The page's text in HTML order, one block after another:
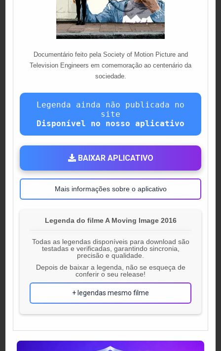
Documentário feito pela Society of Motion Picture and
Television Engineers em comemoração ao centenário da
sociedade.
Legenda ainda não publicada no
site
Disponível no nosso aplicativo
BAIXAR APLICATIVO
Mais informações sobre o aplicativo
Legenda do filme A Moving Image 2016
Todas as legendas disponíveis para download são
testadas e verificadas, garantindo sincronia,
precisão e qualidade.
Depois de baixar a legenda, não se esqueça de
conferir o seu release!
+ legendas mesmo filme